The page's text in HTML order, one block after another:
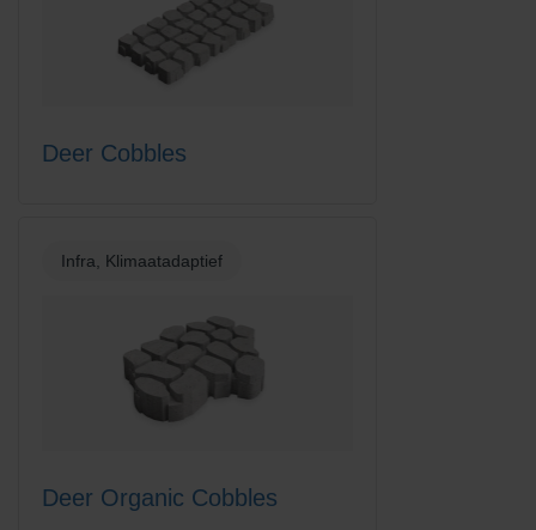
Deer Cobbles
Infra, Klimaatadaptief
Deer Organic Cobbles